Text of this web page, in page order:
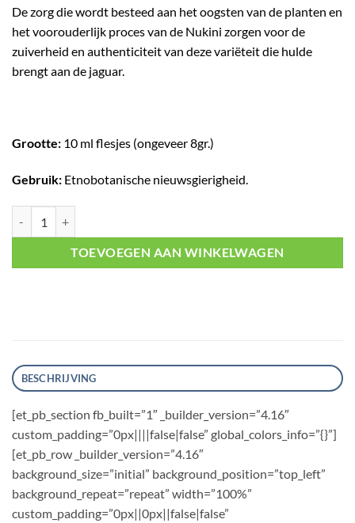
De zorg die wordt besteed aan het oogsten van de planten en
het voorouderlijk proces van de Nukini zorgen voor de
zuiverheid en authenticiteit van deze variëteit die hulde
brengt aan de jaguar.
Grootte: 10 ml flesjes (ongeveer 8gr.)
Gebruik: Etnobotanische nieuwsgierigheid.
TOEVOEGEN AAN WINKELWAGEN
BESCHRIJVING
[et_pb_section fb_built=”1″ _builder_version=”4.16″
custom_padding=”0px||||false|false” global_colors_info=”{}”]
[et_pb_row _builder_version=”4.16″
background_size=”initial” background_position=”top_left”
background_repeat=”repeat” width=”100%”
custom_padding=”0px||0px||false|false”